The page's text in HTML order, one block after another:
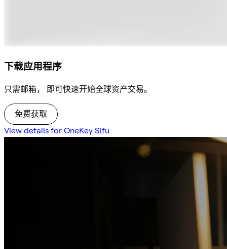
下载应用程序
只需邮箱， 即可快速开始全球资产交易。
免费获取
View details for OneKey Sifu